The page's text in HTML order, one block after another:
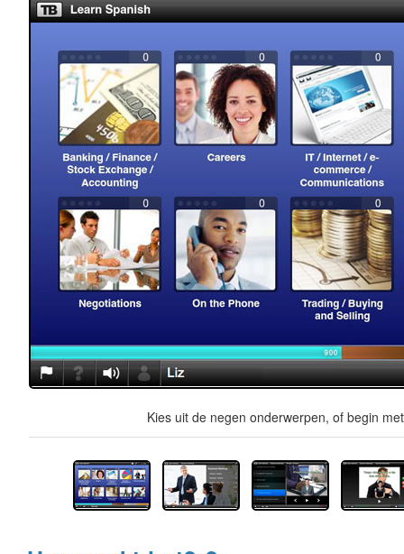
Kies uit de negen onderwerpen, of begin